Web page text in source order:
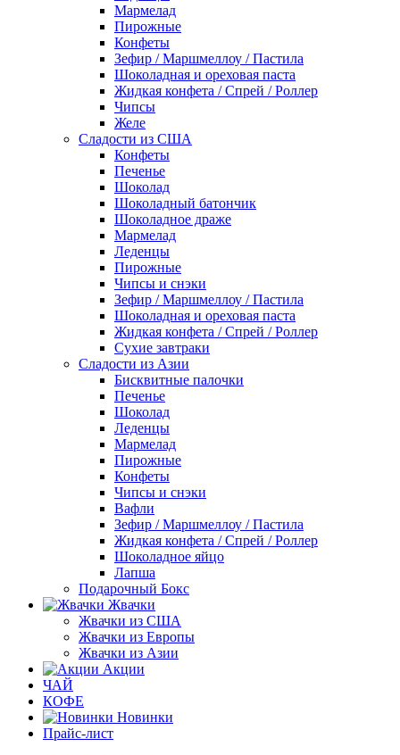
Мармелад
Пирожные
Конфеты
Зефир / Маршмеллоу / Пастила
Шоколадная и ореховая паста
Жидкая конфета / Спрей / Роллер
Чипсы
Желе
Сладости из США
Конфеты
Печенье
Шоколад
Шоколадный батончик
Шоколадное драже
Мармелад
Леденцы
Пирожные
Чипсы и снэки
Зефир / Маршмеллоу / Пастила
Шоколадная и ореховая паста
Жидкая конфета / Спрей / Роллер
Сухие завтраки
Сладости из Азии
Бисквитные палочки
Печенье
Шоколад
Леденцы
Мармелад
Пирожные
Конфеты
Чипсы и снэки
Вафли
Зефир / Маршмеллоу / Пастила
Жидкая конфета / Спрей / Роллер
Шоколадное яйцо
Лапша
Подарочный Бокс
Жвачки
Жвачки из США
Жвачки из Европы
Жвачки из Азии
Акции
ЧАЙ
КОФЕ
Новинки
Прайс-лист